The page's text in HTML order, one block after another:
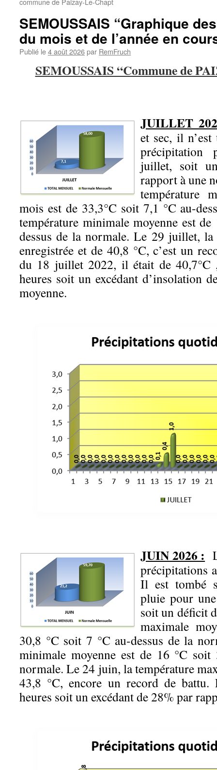
SEMOUSSAIS “Graphique
du mois et de l’année en
Publié le4 août 2026par RemFruch
SEMOUSSAIS “Commune de
JUILLET
et sec, il
précipitation
juillet, soit
rapport à une
température
mois est de 33,3°C soit 7,1 °C au-
température minimale moyenne est
dessus de la normale. Le 29 juillet, la
enregistrée et de 40,8 °C, c’est un
du 18 juillet 2022, il était de
heures soit un excédant d’insolation
moyenne.
JUIN 2026 :
précipitations
Il est tombé
pluie pour
soit un déficit
maximale
30,8 °C soit 7 °C au-dessus de la
minimale moyenne est de 16 °C soit
normale. Le 24 juin, la température
43,8 °C, encore un record de
heures soit un excédant de 28% par